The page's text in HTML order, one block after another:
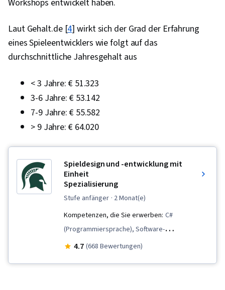
Workshops entwickelt haben.
Laut Gehalt.de [4] wirkt sich der Grad der Erfahrung
eines Spieleentwicklers wie folgt auf das
durchschnittliche Jahresgehalt aus
< 3 Jahre: € 51.323
3-6 Jahre: € 53.142
7-9 Jahre: € 55.582
> 9 Jahre: € 64.020
Spieldesign und -entwicklung mit
Einheit
Spezialisierung
stufe anfänger · 2 Monat(e)
Kompetenzen, die Sie erwerben: C#
(Programmiersprache), Software-
Entwurfsdokumente, Entwicklung von
4.7 (668 Bewertungen)